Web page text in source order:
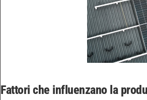
Fattori che influenzano la